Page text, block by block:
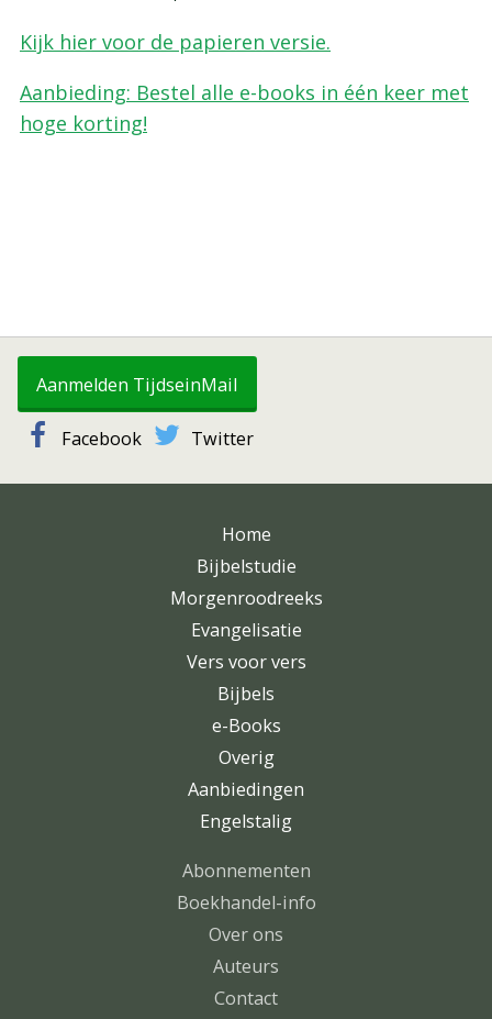
Kijk hier voor de papieren versie.
Aanbieding: Bestel alle e-books in één keer met
hoge korting!
Aanmelden TijdseinMail
Facebook Twitter
Home
Bijbelstudie
Morgenroodreeks
Evangelisatie
Vers voor vers
Bijbels
e-Books
Overig
Aanbiedingen
Engelstalig
Abonnementen
Boekhandel-info
Over ons
Auteurs
Contact